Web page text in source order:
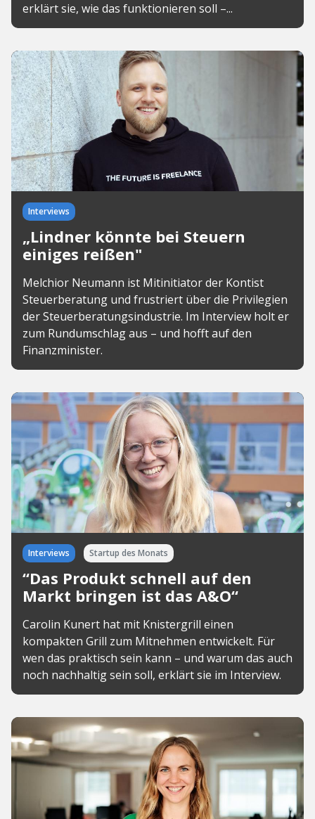
erklärt sie, wie das funktionieren soll –...
Interviews
„Lindner könnte bei Steuern
einiges reißen"
Melchior Neumann ist Mitinitiator der Kontist
Steuerberatung und frustriert über die Privilegien
der Steuerberatungsindustrie. Im Interview holt er
zum Rundumschlag aus – und hofft auf den
Finanzminister.
Interviews Startup des Monats
“Das Produkt schnell auf den
Markt bringen ist das A&O“
Carolin Kunert hat mit Knistergrill einen
kompakten Grill zum Mitnehmen entwickelt. Für
wen das praktisch sein kann – und warum das auch
noch nachhaltig sein soll, erklärt sie im Interview.